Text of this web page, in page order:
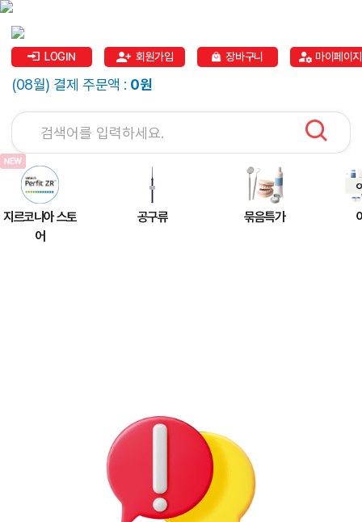
LOGIN 회원가입 장바구니 마이페이지
(08월) 결제 주문액 : 0원
지르코니아 스토
어
공구류 묶음특가